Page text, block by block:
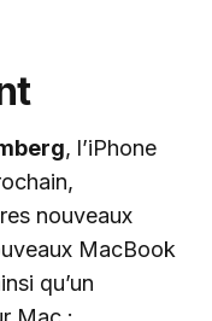
, l’iPhone
nouveaux
MacBook
qu’un